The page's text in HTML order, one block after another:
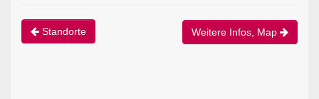
Standorte Weitere Infos, Map